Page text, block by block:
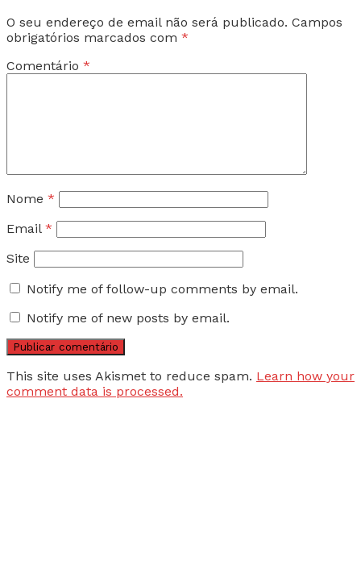
O seu endereço de email não será publicado. Campos
obrigatórios marcados com *
Comentário *
Nome *
Email *
Site
Notify me of follow-up comments by email.
Notify me of new posts by email.
This site uses Akismet to reduce spam. Learn how your
comment data is processed.